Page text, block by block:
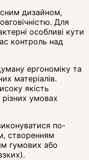
дизайном,
Для
особливі кути
контроль над
ергономіку та
матеріалів.
якість
різних умовах
по-
створенням
гумових або